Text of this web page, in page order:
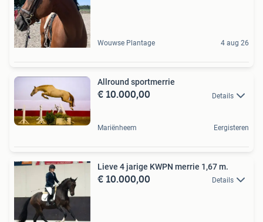
Wouwse Plantage 4 aug 26
Allround sportmerrie
€ 10.000,00 Details
Mariënheem Eergisteren
Lieve 4 jarige KWPN merrie 1,67 m.
€ 10.000,00 Details